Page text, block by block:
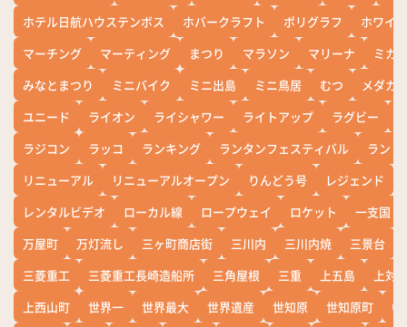
ホテル日航ハウステンボス
ホバークラフト ポリグラフ
ホワイ
マーチング
マーティング まつり マラソン マリーナ
ミカ
みなとまつり
ミニバイク ミニ出島 ミニ鳥居 むつ
メダカ
ユニード
ライオン ライシャワー ライトアップ ラグビー
ラジコン
ラッコ ランキング ランタンフェスティバル
ランド
リニューアル
リニューアルオープン りんどう号 レジェンド
レンタルビデオ
ローカル線 ロープウェイ ロケット
一支国
万屋町
万灯流し 三ヶ町商店街 三川内 三川内焼 三景台
三菱重工
三菱重工長崎造船所 三角屋根 三重 上五島
上対
上西山町
世界一 世界最大 世界遺産 世知原 世知原町
中